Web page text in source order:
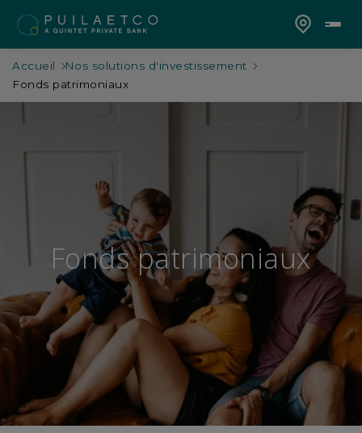
Accueil
Nos solutions d'investissement
Fonds patrimoniaux
Fonds patrimoniaux